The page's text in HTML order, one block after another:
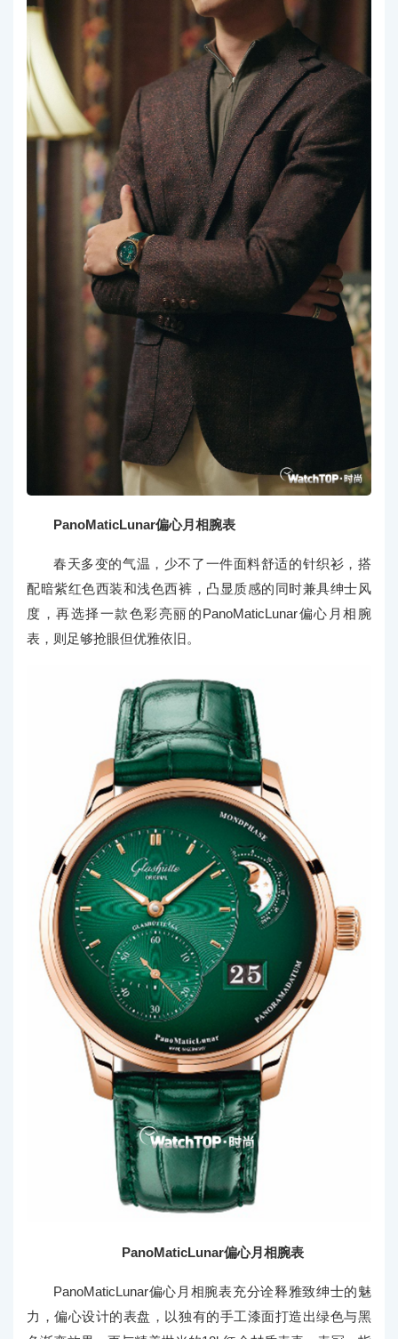
PanoMaticLunar偏心月相腕表
春天多变的气温，少不了一件面料舒适的针织衫，搭
配暗紫红色西装和浅色西裤，凸显质感的同时兼具绅士风
度，再选择一款色彩亮丽的PanoMaticLunar偏心月相腕
表，则足够抢眼但优雅依旧。
PanoMaticLunar偏心月相腕表
PanoMaticLunar偏心月相腕表充分诠释雅致绅士的魅
力，偏心设计的表盘，以独有的手工漆面打造出绿色与黑